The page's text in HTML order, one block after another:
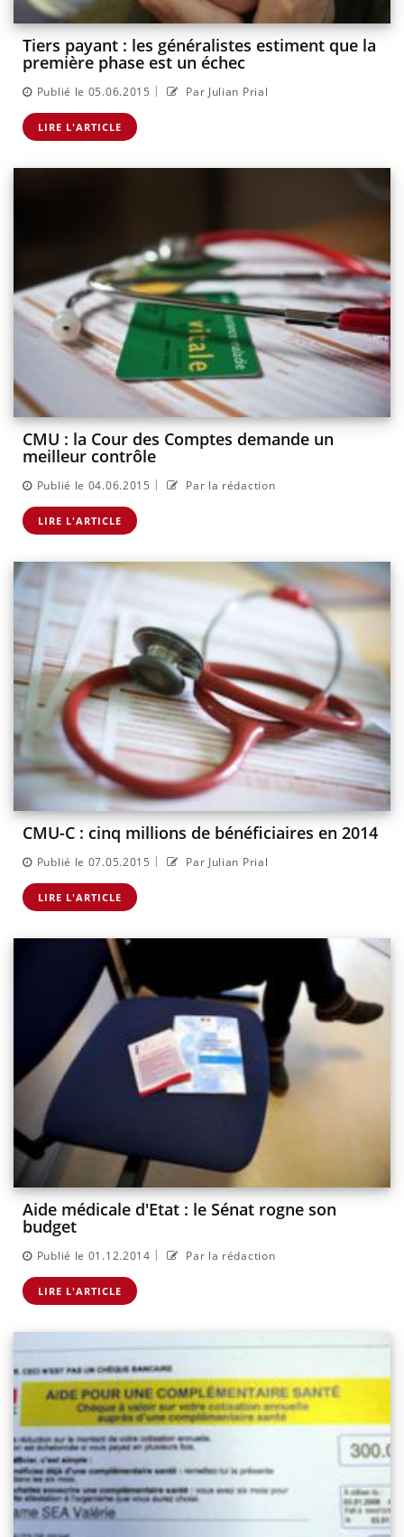
Tiers payant : les généralistes estiment que la
première phase est un échec
Publié le 05.06.2015 | Par Julian Prial
LIRE L'ARTICLE
CMU : la Cour des Comptes demande un
meilleur contrôle
Publié le 04.06.2015 | Par la rédaction
LIRE L'ARTICLE
CMU-C : cinq millions de bénéficiaires en 2014
Publié le 07.05.2015 | Par Julian Prial
LIRE L'ARTICLE
Aide médicale d'Etat : le Sénat rogne son
budget
Publié le 01.12.2014 | Par la rédaction
LIRE L'ARTICLE